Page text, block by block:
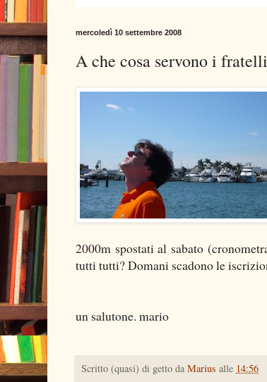
mercoledì 10 settembre 2008
A che cosa servono i fratelli
2000m spostati al sabato
tutti tutti? Domani scadono le
un salutone. mario
Scritto (quasi) di getto da Marius alle 14:56